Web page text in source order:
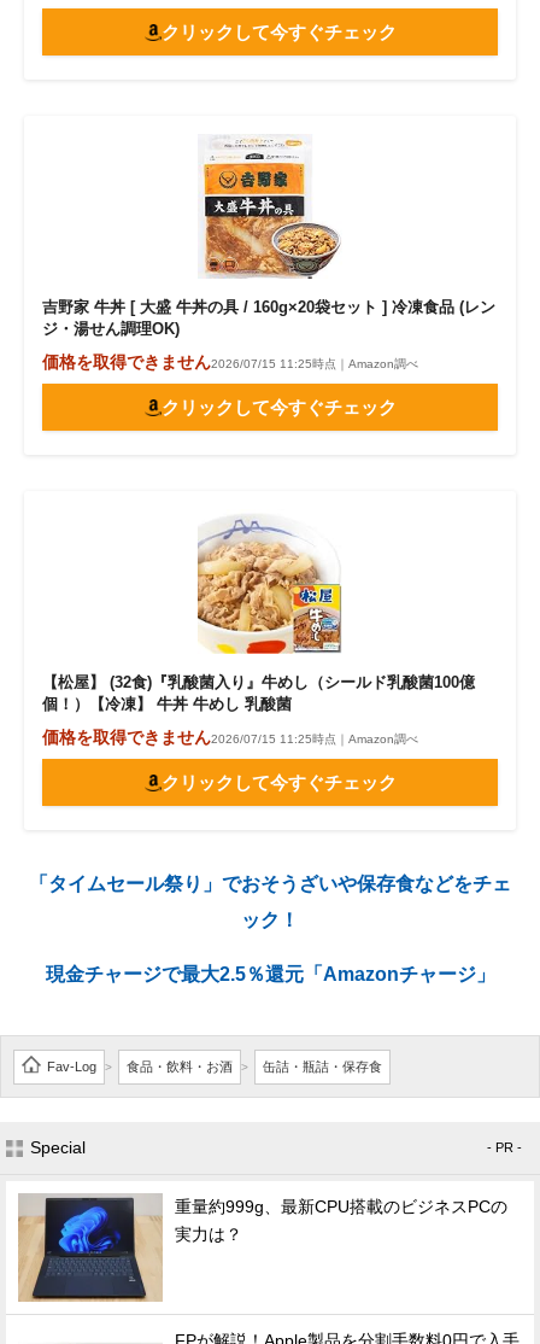
クリックして今すぐチェック
吉野家 牛丼 [ 大盛 牛丼の具 / 160g×20袋セット ] 冷凍食品 (レン
ジ・湯せん調理OK)
価格を取得できません2026/07/15 11:25時点｜Amazon調べ
クリックして今すぐチェック
【松屋】 (32食)『乳酸菌入り』牛めし（シールド乳酸菌100億
個！）【冷凍】 牛丼 牛めし 乳酸菌
価格を取得できません2026/07/15 11:25時点｜Amazon調べ
クリックして今すぐチェック
「タイムセール祭り」でおそうざいや保存食などをチェ
ック！
現金チャージで最大2.5％還元「Amazonチャージ」
Fav-Log > 食品・飲料・お酒 > 缶詰・瓶詰・保存食
Special - PR -
重量約999g、最新CPU搭載のビジネスPCの
実力は？